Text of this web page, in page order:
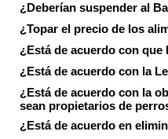
¿Deberían suspender al
¿Topar el precio de los
¿Está de acuerdo con que
¿Está de acuerdo con la
¿Está de acuerdo con la
sean propietarios de
¿Está de acuerdo en